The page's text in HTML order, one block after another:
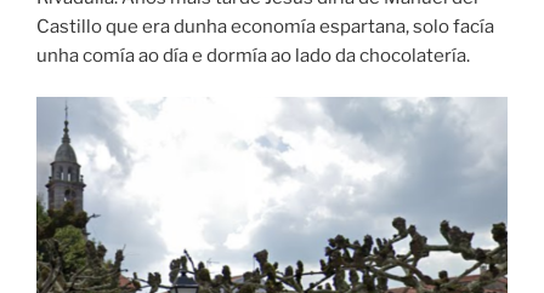
Castillo que era dunha economía espartana, solo facía
unha comía ao día e dormía ao lado da chocolatería.